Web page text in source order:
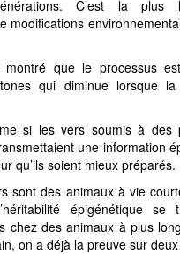
C’est la plus
modifications
que le processus
qui diminue lorsque la
si les vers soumis à des
une information
qu’ils soient mieux préparés.
sont des animaux à vie
épigénétique se
chez des animaux à plus
on a déjà la preuve sur